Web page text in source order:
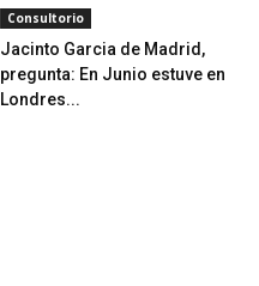
Consultorio
Jacinto Garcia de Madrid,
pregunta: En Junio estuve en
Londres...